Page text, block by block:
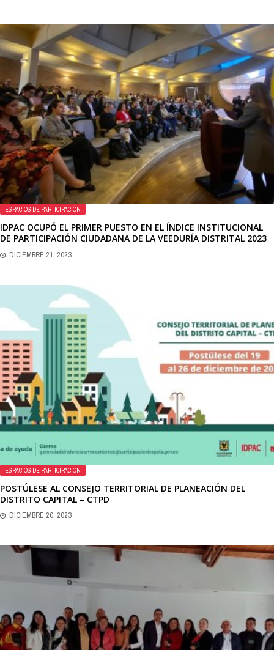
ESPACIOS DE PARTICIPACIÓN
IDPAC OCUPÓ EL PRIMER PUESTO EN EL ÍNDICE INSTITUCIONAL
DE PARTICIPACIÓN CIUDADANA DE LA VEEDURÍA DISTRITAL 2023
DICIEMBRE 21, 2023
ESPACIOS DE PARTICIPACIÓN
POSTÚLESE AL CONSEJO TERRITORIAL DE PLANEACIÓN DEL
DISTRITO CAPITAL – CTPD
DICIEMBRE 20, 2023